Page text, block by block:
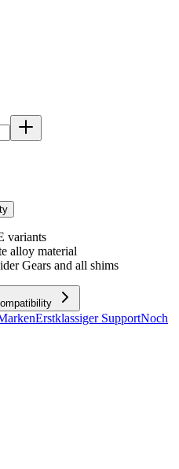
variants
alloy material
Gears and all shims
Erstklassiger SupportNoch